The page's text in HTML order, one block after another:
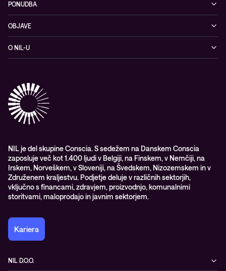
PONUDBA
Omrežje
Hibridni oblak
Izobraževanje
Upravljane IT storitve in podpora
Opazljivost
OBJAVE
Blogi
Videi
Vodiči
O NIL-U
Partnerji
Nagrade & priznanja industrije
WORK@NIL
Študenti
Trajnost in družbena odgovornost
NIL je del skupine Conscia. S sedežem na Danskem Conscia
zaposluje več kot 1.400 ljudi v Belgiji, na Finskem, v Nemčiji, na
Irskem, Norveškem, v Sloveniji, na Švedskem, Nizozemskem in v
Združenem kraljestvu. Podjetje deluje v različnih sektorjih,
vključno s financami, zdravjem, proizvodnjo, komunalnimi
storitvami, maloprodajo in javnim sektorjem.
Kariera
NIL D.O.O.